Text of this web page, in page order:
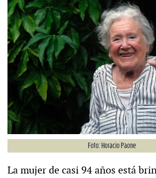
Foto: Horacio Paone
La mujer de casi 94 años está